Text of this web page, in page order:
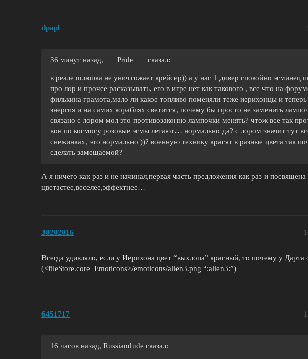
dpapl
36 минут назад, ___Pride___ сказал:
в реале шлюпка не уничтожает крейсер)) а у нас 1 дивер спокойно эсминец
про лор и прочее расказывать, его в игре нет как такового , все что на
филькина грамота,мало ли какое топливо поменяли теже иерихонцы и
энергия и на самих кораблях светится, почему бы просто не заменить
связано с лором мол это противозаконно лампочки менять? чтож все так
вон по космосу розовые эсмы летают… нормально да? с лором значит тут
снежинках, это нормально ))? военную технику красят в разные цвета так
сделать замещаемой?
А я ничего как раз и не начинал,первая часть предложения как раз и посвящена
цветастее,веселее,эффектнее…
30202016
Всегда удивляло, если у Иерихона цвет “выхлопа” красный, то почему у
(<fileStore.core_Emoticons>/emoticons/alien3.png “:alien3:”)
6451717
16 часов назад, Russiandude сказал: